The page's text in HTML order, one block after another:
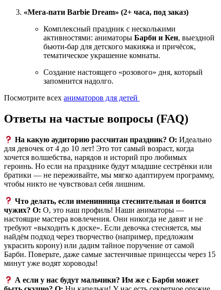
«Мега-пати Barbie Dream» (2+ часа, под заказ)
Комплексный праздник с несколькими
активностями: аниматоры Барби и Кен, выездной
бьюти-бар для детского макияжа и причёсок,
тематическое украшение комнаты.
Создание настоящего «розового» дня, который
запомнится надолго.
Посмотрите всех аниматоров для детей
Ответы на частые вопросы (FAQ)
На какую аудиторию рассчитан праздник?О: Идеально
для девочек от 4 до 10 лет! Это тот самый возраст, когда
хочется волшебства, нарядов и историй про любимых
героинь. Но если на празднике будут младшие сестрёнки или
братики — не переживайте, мы мягко адаптируем программу,
чтобы никто не чувствовал себя лишним.
Что делать, если именинница стеснительная и боится
чужих? О: О, это наш профиль! Наши аниматоры —
настоящие мастера вовлечения. Они никогда не давят и не
требуют «выходить к доске». Если девочка стесняется, мы
найдём подход через творчество (например, предложим
украсить корону) или дадим тайное поручение от самой
Барби. Поверьте, даже самые застенчивые принцессы через 15
минут уже водят хороводы!
А если у нас будут мальчики? Им же с Барби может